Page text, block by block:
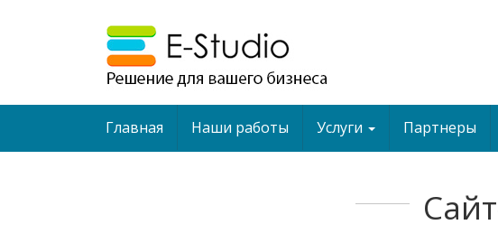
Главная Наши работы Услуги Партнеры